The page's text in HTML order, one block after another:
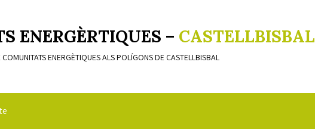
ENERGÈRTIQUES – CASTELLBISBAL
ENERGÈTIQUES ALS POLÍGONS DE CASTELLBISBAL